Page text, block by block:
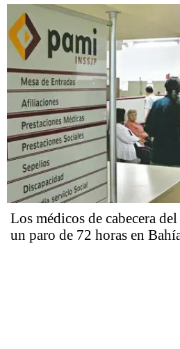
Los médicos de cabecera
un paro de 72 horas en